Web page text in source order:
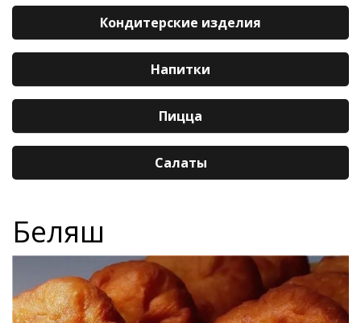
Кондитерские изделия
Напитки
Пицца
Салаты
Беляш